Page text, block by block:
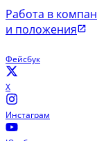
Работа в
и положения
Фейсбук
X
Инстаграм